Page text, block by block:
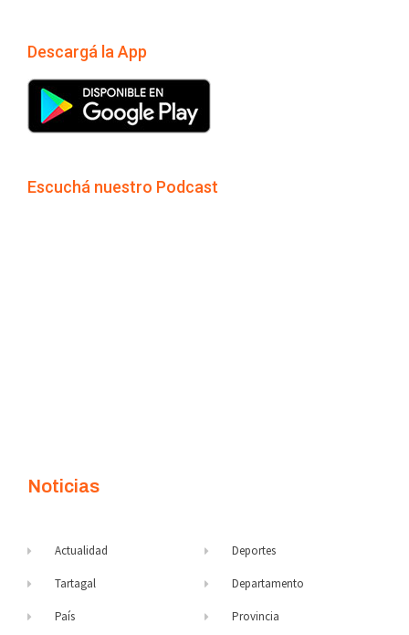
Descargá la App
Escuchá nuestro Podcast
Noticias
Actualidad
Tartagal
País
Deportes
Departamento
Provincia